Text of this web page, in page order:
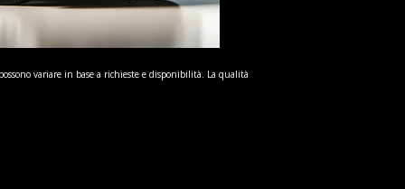
variare in base a richieste e disponibilità. La qualità